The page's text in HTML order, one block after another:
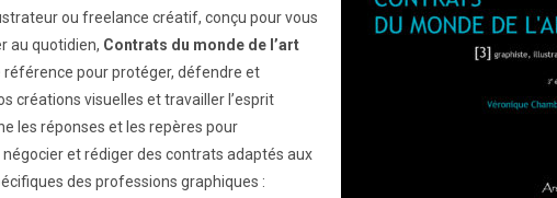
ou freelance créatif, conçu pour vous
au quotidien, Contrats du monde de l’art
référence pour protéger, défendre et
créations visuelles et travailler l’esprit
les réponses et les repères pour
et rédiger des contrats adaptés aux
des professions graphiques :